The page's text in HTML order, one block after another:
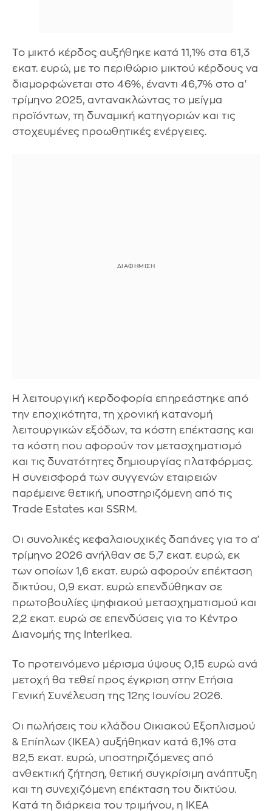
Το μικτό κέρδος αυξήθηκε κατά 11,1% στα 61,3
εκατ. ευρώ, με το περιθώριο μικτού κέρδους να
διαμορφώνεται στο 46%, έναντι 46,7% στο α'
τρίμηνο 2025, αντανακλώντας το μείγμα
προϊόντων, τη δυναμική κατηγοριών και τις
στοχευμένες προωθητικές ενέργειες.
Η λειτουργική κερδοφορία επηρεάστηκε από
την εποχικότητα, τη χρονική κατανομή
λειτουργικών εξόδων, τα κόστη επέκτασης και
τα κόστη που αφορούν τον μετασχηματισμό
και τις δυνατότητες δημιουργίας πλατφόρμας.
Η συνεισφορά των συγγενών εταιρειών
παρέμεινε θετική, υποστηριζόμενη από τις
Trade Estates και SSRM.
Οι συνολικές κεφαλαιουχικές δαπάνες για το α'
τρίμηνο 2026 ανήλθαν σε 5,7 εκατ. ευρώ, εκ
των οποίων 1,6 εκατ. ευρώ αφορούν επέκταση
δικτύου, 0,9 εκατ. ευρώ επενδύθηκαν σε
πρωτοβουλίες ψηφιακού μετασχηματισμού και
2,2 εκατ. ευρώ σε επενδύσεις για το Κέντρο
Διανομής της InterIkea.
Το προτεινόμενο μέρισμα ύψους 0,15 ευρώ ανά
μετοχή θα τεθεί προς έγκριση στην Ετήσια
Γενική Συνέλευση της 12ης Ιουνίου 2026.
Οι πωλήσεις του κλάδου Οικιακού Εξοπλισμού
& Επίπλων (IKEA) αυξήθηκαν κατά 6,1% στα
82,5 εκατ. ευρώ, υποστηριζόμενες από
ανθεκτική ζήτηση, θετική συγκρίσιμη ανάπτυξη
και τη συνεχιζόμενη επέκταση του δικτύου.
Κατά τη διάρκεια του τριμήνου, η IKEA